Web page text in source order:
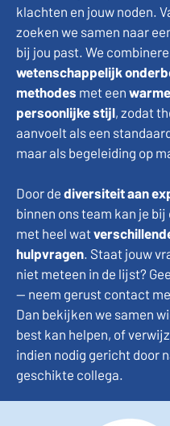
klachten en jouw noden.
zoeken we samen naar
bij jou past. We
wetenschappelijk
methodes met een
persoonlijke stijl, zodat
aanvoelt als een
maar als begeleiding op
Door de diversiteit aan
binnen ons team kan je
met heel wat
hulpvragen. Staat jouw
niet meteen in de lijst?
— neem gerust contact
Dan bekijken we samen
best kan helpen, of
indien nodig gericht door
geschikte collega.